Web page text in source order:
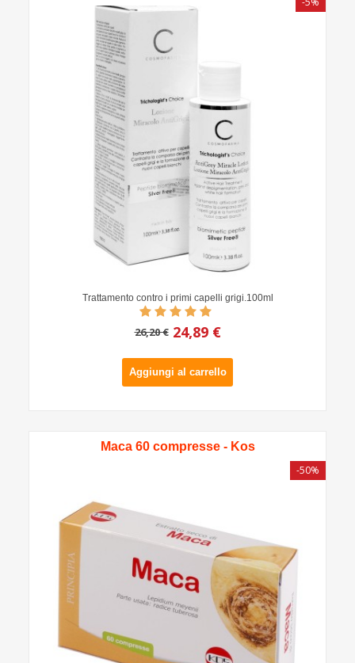
Trattamento contro i primi capelli grigi.100ml
26,20 € 24,89 €
Aggiungi al carrello
Maca 60 compresse - Kos
-50%